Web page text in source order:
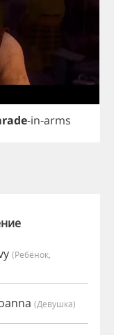
-in-arms
(Ребёнок,
(девушка)